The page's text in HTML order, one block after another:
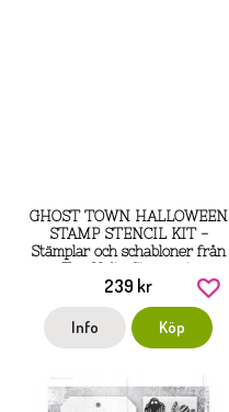
GHOST TOWN HALLOWEEN
STAMP STENCIL KIT -
Stämplar och schabloner från
Tim Holtz Stamper's
anonymous
239 kr
Info Köp